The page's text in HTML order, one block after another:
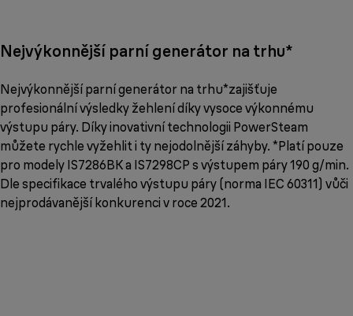
Nejvýkonnější parní generátor na trhu*
Nejvýkonnější parní generátor na trhu*zajišťuje
profesionální výsledky žehlení díky vysoce výkonnému
výstupu páry. Díky inovativní technologii PowerSteam
můžete rychle vyžehlit i ty nejodolnější záhyby. *Platí pouze
pro modely IS7286BK a IS7298CP s výstupem páry 190 g/min.
Dle specifikace trvalého výstupu páry (norma IEC 60311) vůči
nejprodávanější konkurenci v roce 2021.